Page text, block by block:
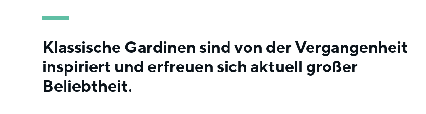
Klassische Gardinen sind von der Vergangenheit
inspiriert und erfreuen sich aktuell großer
Beliebtheit.